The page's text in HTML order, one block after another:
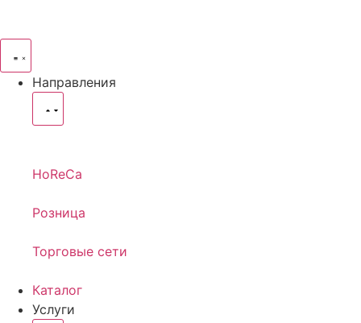
Направления
HoReCa
Розница
Торговые сети
Каталог
Услуги